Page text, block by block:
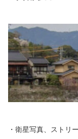
・衛星写真、ストリ